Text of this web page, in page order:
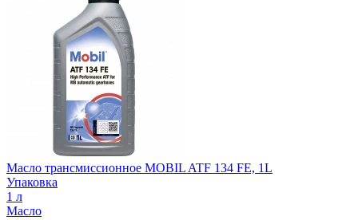
Масло трансмиссионное MOBIL ATF 134 FE, 1L
Упаковка
1 л
Масло